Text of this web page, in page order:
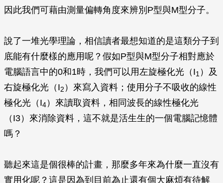
因此我們可藉由測量偏轉角度來辨別P型與M型分子。
說了一堆光學理論，相信讀者最想知道的是這類分子到
底能有什麼樣的應用呢？假如P型與M型分子相對應於
電腦語言中的0和1時，我們可以用左旋極化光（I1 ）及
右旋極化光（I2 ）來寫入資料；使用分子不吸收的線性
極化光（I4 ）來讀取資料，相同波長的線性極化光
（I3）來消除資料，這不就是活生生的一個電腦記憶體
嗎？
聽起來這是個很棒的計畫，那麼多年來為什麼一直沒有
實用化呢？這是因為到目前為止還有個大麻煩有待解